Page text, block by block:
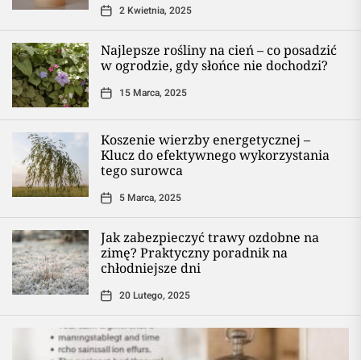
2 Kwietnia, 2025
Najlepsze rośliny na cień – co posadzić
w ogrodzie, gdy słońce nie dochodzi?
15 Marca, 2025
Koszenie wierzby energetycznej –
Klucz do efektywnego wykorzystania
tego surowca
5 Marca, 2025
Jak zabezpieczyć trawy ozdobne na
zimę? Praktyczny poradnik na
chłodniejsze dni
20 Lutego, 2025